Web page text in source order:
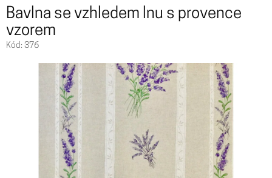
Bavlna se vzhledem lnu s provence
vzorem
Kód: 376